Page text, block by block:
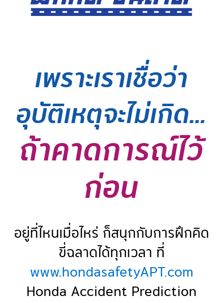
เพราะเราเชื่อว่า
อุบัติเหตุจะไม่เกิด...
ถ้าคาดการณ์ไว้
ก่อน
อยู่ที่ไหนเมื่อไหร่ ก็สนุกกับการฝึกคิด
ขี่ฉลาดได้ทุกเวลา ที่
www.hondasafetyAPT.com
Honda Accident Prediction